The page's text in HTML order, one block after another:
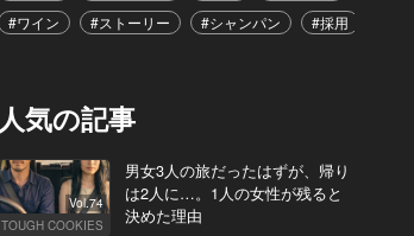
#ワイン
#ストーリー #シャンパン #採用
人気の記事
Vol.74
TOUGH COOKIES
男女3人の旅だったはずが、帰り
は2人に…。1人の女性が残ると
決めた理由